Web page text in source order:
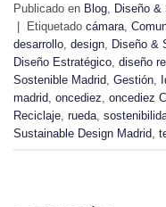
Publicado en Blog Diseño &
| Etiquetado cámara
desarrollo design Diseño &
Diseño Estratégico diseño
Sostenible Madrid Gestión
madrid oncediez oncediez
Reciclaje rueda
Sustainable Design Madrid